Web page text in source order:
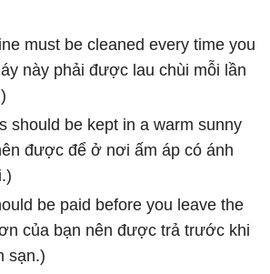
must be cleaned every time you
này phải được lau chùi mỗi lần
should be kept in a warm sunny
được để ở nơi ấm áp có ánh
be paid before you leave the
của bạn nên được trả trước khi
sạn.)